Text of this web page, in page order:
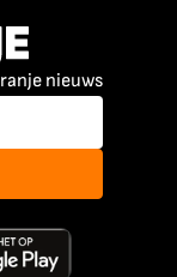
nieuws